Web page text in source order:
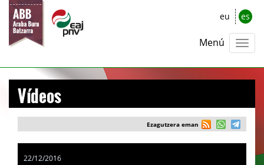
eu es
Menú
Vídeos
Ezagutzera eman
22/12/2016